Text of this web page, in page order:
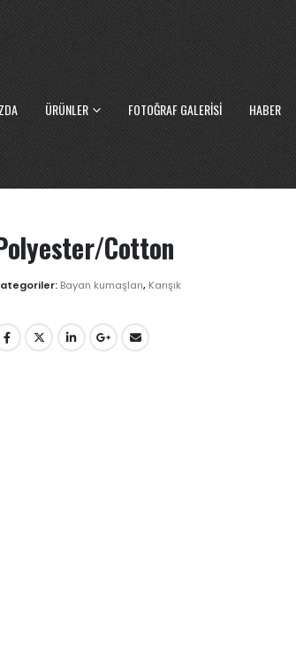
ÜRÜNLER FOTOĞRAF GALERISI HABER
Cotton
Bayan kumaşları, Karışık